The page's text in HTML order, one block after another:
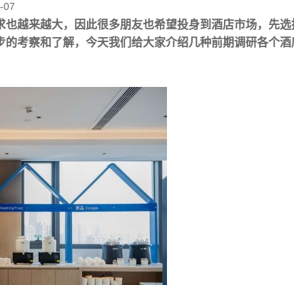
07
越来越大，因此很多朋友也希望投身到酒店市场，先
的考察和了解，今天我们给大家介绍几种前期调研各个